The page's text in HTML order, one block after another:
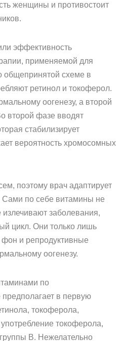
женщины и противостоит
эффективность
применяемой для
общепринятой схеме в
ретинол и токоферол.
оогенезу, а второй
второй фазе вводят
стабилизирует
вероятность хромосомных
поэтому врач адаптирует
Сами по себе витамины не
заболевания,
цикл. Они только лишь
и репродуктивные
оогенезу.
по
в первую
токоферола,
токоферола,
В. Нежелательно